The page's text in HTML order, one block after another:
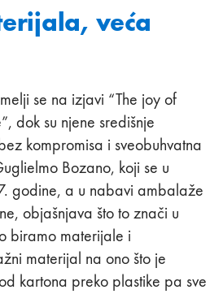
veća
se na izjavi “The joy of
dok su njene središnje
kompromisa i sveobuhvatna
Bozano, koji se u
godine, a u nabavi ambalaže
objašnjava što to znači u
biramo materijale i
materijal na ono što je
kartona preko plastike pa sve